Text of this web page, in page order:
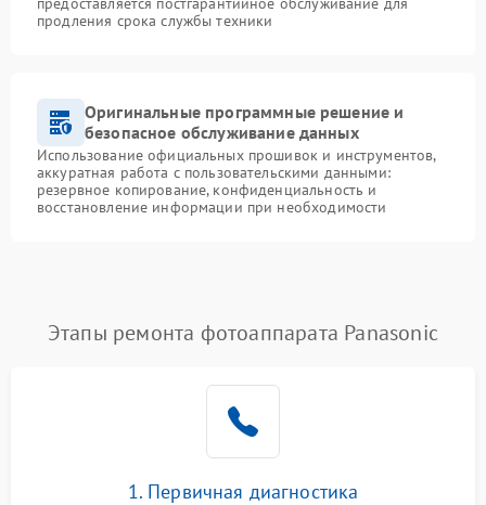
продления срока службы техники
Оригинальные программные решение и
безопасное обслуживание данных
Использование официальных прошивок и инструментов,
аккуратная работа с пользовательскими данными:
резервное копирование, конфиденциальность и
восстановление информации при необходимости
Этапы ремонта фотоаппарата Panasonic
1. Первичная диагностика